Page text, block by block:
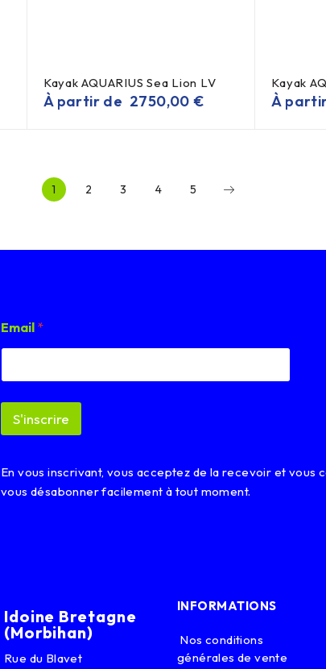
Kayak AQUARIUS Sea Lion LV
À partir de 2750,00€
Kayak
À
1 2 3 4 5
m
a
l
*
Email *
S'inscrire
En vous inscrivant, vous acceptez de la recevoir et vous
vous désabonner facilement à tout moment.
Idoine Bretagne
(Morbihan)
Rue du Blavet
INFORMATIONS
Nos conditions
générales de vente